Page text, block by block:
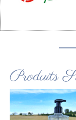
Produits